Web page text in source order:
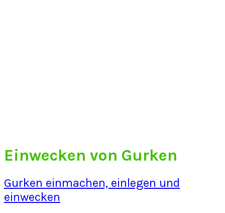
Einwecken von Gurken
Gurken einmachen, einlegen und
einwecken